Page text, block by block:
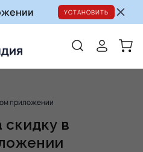
УСТАНОВИТЬ
приложении
в